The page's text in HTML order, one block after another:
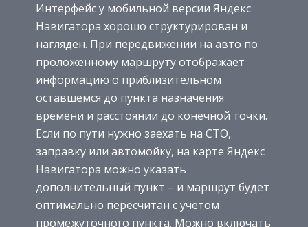
Интерфейс у мобильной версии Яндекс
Навигатора хорошо структурирован и
нагляден. При передвижении на авто по
проложенному маршруту отображает
информацию о приблизительном
оставшемся до пункта назначения
времени и расстоянии до конечной точки.
Если по пути нужно заехать на СТО,
заправку или автомойку, на карте Яндекс
Навигатора можно указать
дополнительный пункт – и маршрут будет
оптимально пересчитан с учетом
промежуточного пункта. Можно включать